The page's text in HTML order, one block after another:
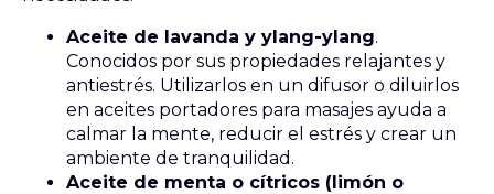
Aceite de lavanda y ylang-ylang.
Conocidos por sus propiedades relajantes y
antiestrés. Utilizarlos en un difusor o diluirlos
en aceites portadores para masajes ayuda a
calmar la mente, reducir el estrés y crear un
ambiente de tranquilidad.
Aceite de menta o cítricos (limón o